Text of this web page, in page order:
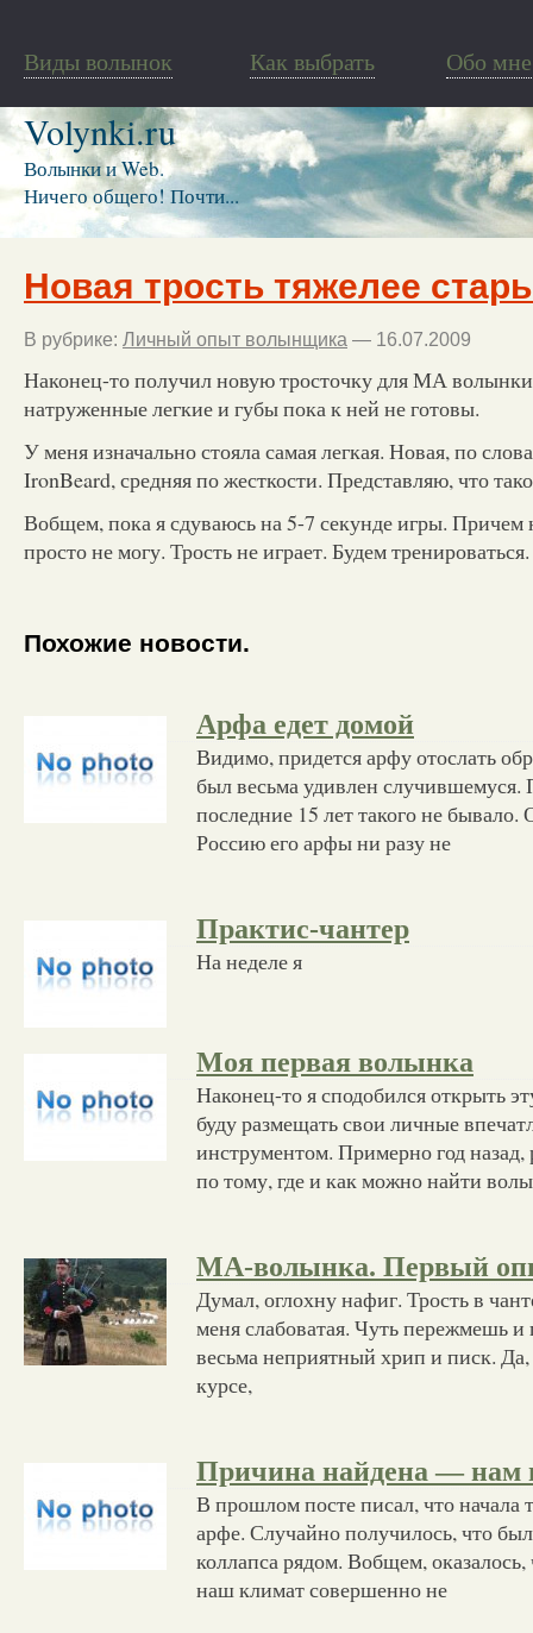
Виды волынок Как выбрать Обо мне
Volynki.ru
Волынки и Web.
Ничего общего! Почти...
Новая трость тяжелее
В рубрике: Личный опыт волынщика — 16.07.2009
Наконец-то получил новую тросточку для МА
натруженные легкие и губы пока к ней не готовы.
У меня изначально стояла самая легкая. Новая, по
IronBeard, средняя по жесткости. Представляю, что
Вобщем, пока я сдуваюсь на 5-7 секунде игры.
просто не могу. Трость не играет. Будем тренироваться.
Похожие новости.
Арфа едет домой
Видимо, придется арфу отослать
был весьма удивлен случившемуся.
последние 15 лет такого не бывало.
Россию его арфы ни разу не
Практис-чантер
На неделе я
Моя первая волынка
Наконец-то я сподобился открыть
буду размещать свои личные
инструментом. Примерно год
по тому, где и как можно найти
MA-волынка. Первый
Думал, оглохну нафиг. Трость в
меня слабоватая. Чуть пережмешь
весьма неприятный хрип и писк. Да,
курсе,
Причина найдена — нам
В прошлом посте писал, что начала
арфе. Случайно получилось, что
коллапса рядом. Вобщем,
наш климат совершенно не